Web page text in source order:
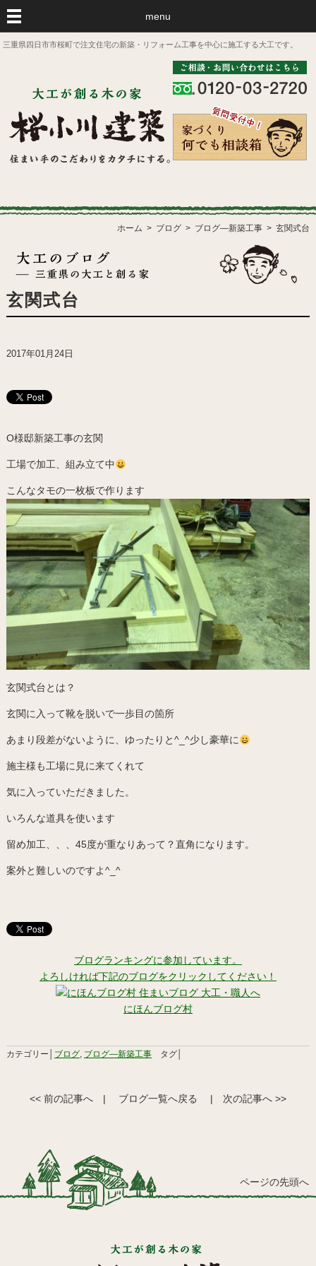
menu
三重県四日市市桜町で注文住宅の新築・リフォーム工事を中心に施工する大工です。
ホーム ブログ ブログ―新築工事 玄関式台
玄関式台
2017年01月24日
O様邸新築工事の玄関
工場で加工、組み立て中
こんなタモの一枚板で作ります
玄関式台とは？
玄関に入って靴を脱いで一歩目の箇所
あまり段差がないように、ゆったりと^_^少し豪華に
施主様も工場に見に来てくれて
気に入っていただきました。
いろんな道具を使います
留め加工、、、45度が重なりあって？直角になります。
案外と難しいのですよ^_^
ブログランキングに参加しています。
よろしければ下記のブログをクリックしてください！
にほんブログ村
カテゴリー│ ブログ, ブログ―新築工事タグ│
<< 前の記事へ | ブログ一覧へ戻る | 次の記事へ >>
ページの先頭へ